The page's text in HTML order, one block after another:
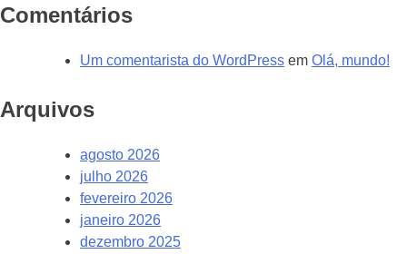
Comentários
Um comentarista do WordPress em Olá, mundo!
Arquivos
agosto 2026
julho 2026
fevereiro 2026
janeiro 2026
dezembro 2025